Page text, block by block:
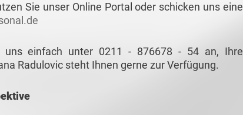
Sie unser Online Portal oder schicken uns eine
uns einfach unter 0211 - 876678 - 54 an, Ihre
Radulovic steht Ihnen gerne zur Verfügung.